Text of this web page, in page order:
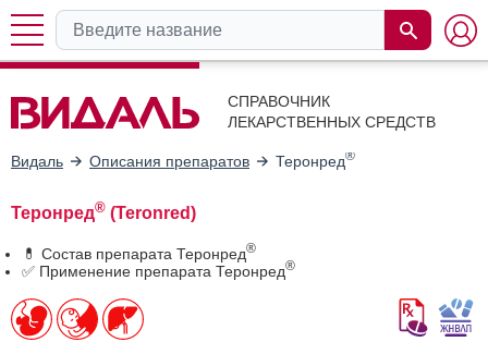
СПРАВОЧНИК
ЛЕКАРСТВЕННЫХ СРЕДСТВ
Видаль Описания препаратов Теронред®
Теронред® (Teronred)
💊 Состав препарата Теронред®
✅ Применение препарата Теронред®